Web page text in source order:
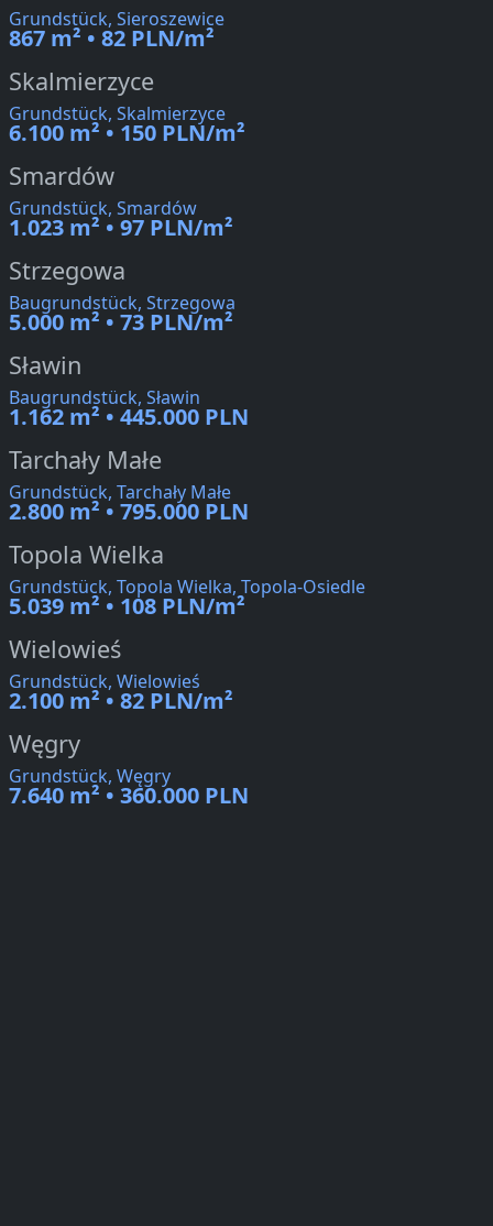
Grundstück, Sieroszewice
867 m² • 82 PLN/m²
Skalmierzyce
Grundstück, Skalmierzyce
6.100 m² • 150 PLN/m²
Smardów
Grundstück, Smardów
1.023 m² • 97 PLN/m²
Strzegowa
Baugrundstück, Strzegowa
5.000 m² • 73 PLN/m²
Sławin
Baugrundstück, Sławin
1.162 m² • 445.000 PLN
Tarchały Małe
Grundstück, Tarchały Małe
2.800 m² • 795.000 PLN
Topola Wielka
Grundstück, Topola Wielka, Topola-Osiedle
5.039 m² • 108 PLN/m²
Wielowieś
Grundstück, Wielowieś
2.100 m² • 82 PLN/m²
Węgry
Grundstück, Węgry
7.640 m² • 360.000 PLN